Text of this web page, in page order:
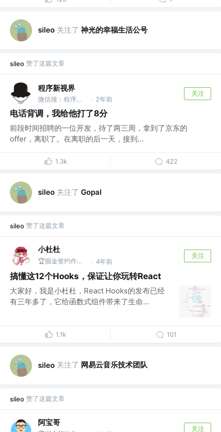
sileo 关注了 神光的幸福生活公号
sileo 赞了这篇文章
程序新视界
微信搜：程序新视界 · 2年前
关注
电话背调，我给他打了8分
前段时间招聘的一位开发，待了两三周，拿到了京东的
offer，离职了。在离职的后一天，接到...
1.3k 422
sileo 关注了 Gopal
sileo 赞了这篇文章
小杜杜
🏆掘金签约作者 @公众号：杜杜的全栈之旅 · 4年前
关注
搞懂这12个Hooks，保证让你玩转React
大家好，我是小杜杜，React Hooks的发布已经
有三年多了，它给函数式组件带来了生命...
1.1k 101
sileo 关注了 网易云音乐技术团队
sileo 赞了这篇文章
阿宝哥
关注